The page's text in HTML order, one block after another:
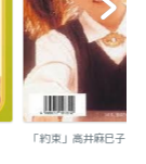
「約束」高井麻巳子